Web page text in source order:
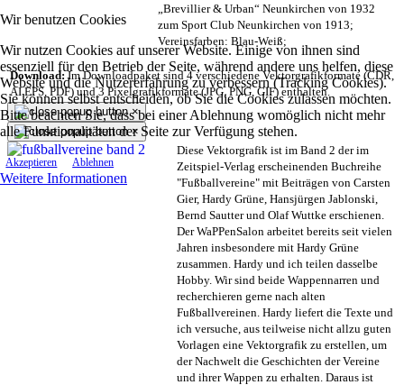
Wir benutzen Cookies
Wir nutzen Cookies auf unserer Website. Einige von ihnen sind
essenziell für den Betrieb der Seite, während andere uns helfen, diese
Website und die Nutzererfahrung zu verbessern (Tracking Cookies).
Sie können selbst entscheiden, ob Sie die Cookies zulassen möchten.
Bitte beachten Sie, dass bei einer Ablehnung womöglich nicht mehr
alle Funktionalitäten der Seite zur Verfügung stehen.
Akzeptieren Ablehnen
Weitere Informationen
„Brevillier & Urban“ Neunkirchen von 1932
zum Sport Club Neunkirchen von 1913;
Vereinsfarben: Blau-Weiß;
Download:Im Downloadpaket sind 4 verschiedene Vektorgrafikformate (CDR,
AI EPS, PDF) und 3 Pixelgrafikformate (JPG, PNG, GIF) enthalten.
×
×
Diese Vektorgrafik ist im Band 2 der im
Zeitspiel-Verlag erscheinenden Buchreihe
"Fußballvereine" mit Beiträgen von Carsten
Gier, Hardy Grüne, Hansjürgen Jablonski,
Bernd Sautter und Olaf Wuttke erschienen.
Der WaPPenSalon arbeitet bereits seit vielen
Jahren insbesondere mit Hardy Grüne
zusammen. Hardy und ich teilen dasselbe
Hobby. Wir sind beide Wappennarren und
recherchieren gerne nach alten
Fußballvereinen. Hardy liefert die Texte und
ich versuche, aus teilweise nicht allzu guten
Vorlagen eine Vektorgrafik zu erstellen, um
der Nachwelt die Geschichten der Vereine
und ihrer Wappen zu erhalten. Daraus ist